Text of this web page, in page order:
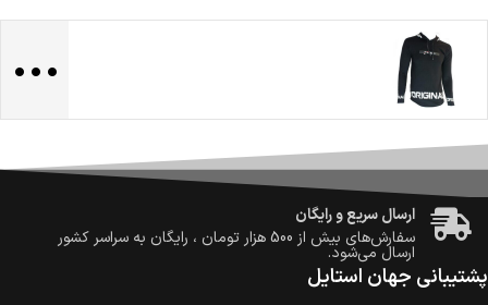
...
ضمانت اصالت کالا
گارانتی معتبر برای تمامی محصولات ارائه می‌شود.
ارسال سریع و رایگان
سفارش‌های بیش از 500 هزار تومان ، رایگان به سراسر کشور
ارسال می‌شود.
ضمانت بازگشت کالا
پشتیبانی جهان استایل